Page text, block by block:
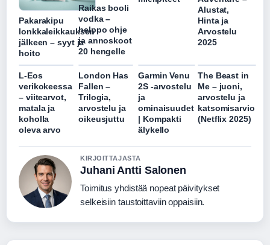
Pakarakipu
lonkkaleikkauksen
jälkeen – syyt ja
hoito
Raikas booli
vodka –
helppo ohje
ja annoskoot
20 hengelle
Alustat,
Hinta ja
Arvostelu
2025
L-Eos
verikokeessa
– viitearvot,
matala ja
koholla
oleva arvo
London Has
Fallen –
Trilogia,
arvostelu ja
oikeusjuttu
Garmin Venu
2S -arvostelu
ja
ominaisuudet
| Kompakti
älykello
The Beast in
Me – juoni,
arvostelu ja
katsomisarvio
(Netflix 2025)
KIRJOITTAJASTA
Juhani Antti Salonen
Toimitus yhdistää nopeat päivitykset
selkeisiin taustoittaviin oppaisiin.